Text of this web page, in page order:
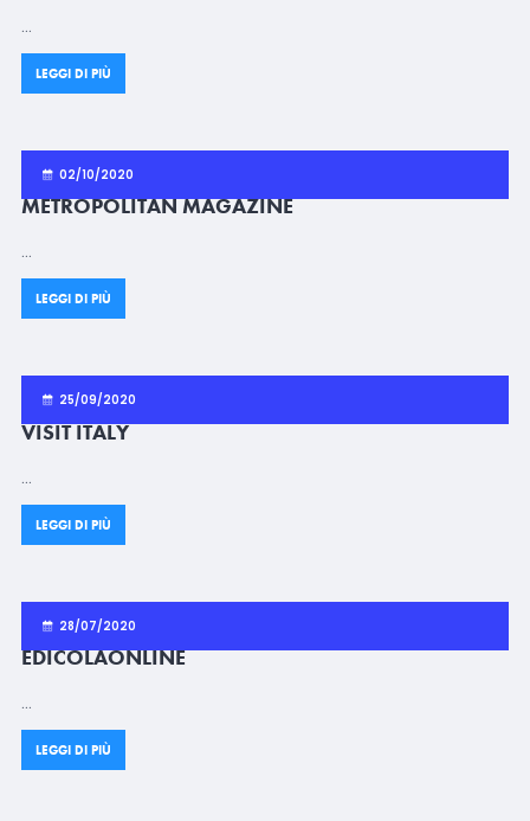
…
LEGGI DI PIÙ
02/10/2020
METROPOLITAN MAGAZINE
…
LEGGI DI PIÙ
25/09/2020
VISIT ITALY
…
LEGGI DI PIÙ
28/07/2020
EDICOLAONLINE
…
LEGGI DI PIÙ